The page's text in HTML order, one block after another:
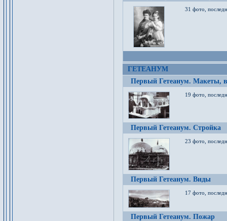
31 фото,
ГЕТЕАНУМ
Первый Гетеанум. Макеты,
19 фото,
Первый Гетеанум. Стройка
23 фото,
Первый Гетеанум. Виды
17 фото,
Первый Гетеанум. Пожар